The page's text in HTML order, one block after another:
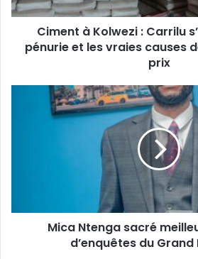
pénurie
Ciment à Kolwezi : Carrilu
pénurie et les vraies causes
prix
Katanga
Mica Ntenga sacré
d’enquêtes du